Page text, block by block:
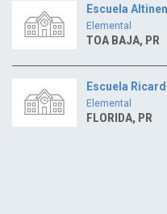
Escuela
Elemental
TOA BAJA, PR
Escuela
Elemental
FLORIDA, PR